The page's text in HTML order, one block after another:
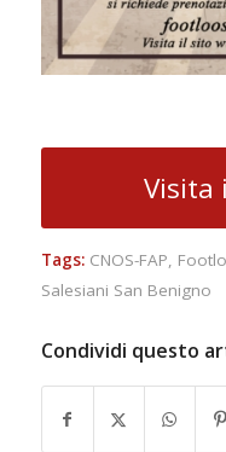
Visita
Tags: CNOS-FAP,
Salesiani San Benigno
Condividi questo